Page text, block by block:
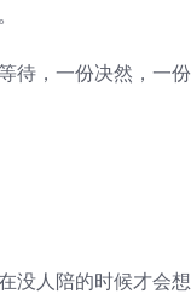
待，一份决然，一
人陪的时候才会想